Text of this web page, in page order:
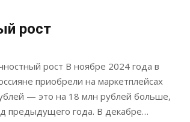
рост
рост В ноябре 2024 года в
приобрели на маркетплейсах
— это на 18 млн рублей больше,
предыдущего года. В декабре…